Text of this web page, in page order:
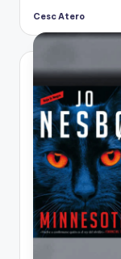
Publicado
Cesc Atero